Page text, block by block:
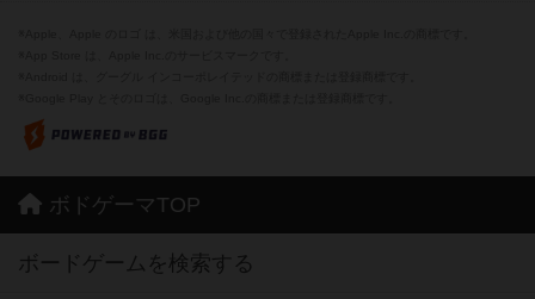
ボドゲーマTOP
ボードゲームを検索する